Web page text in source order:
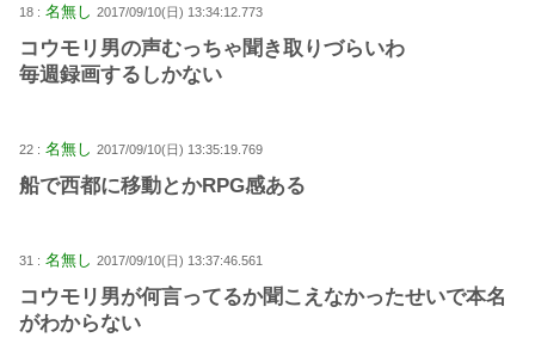
18 : 名無し 2017/09/10(日) 13:34:12.773
コウモリ男の声むっちゃ聞き取りづらいわ
毎週録画するしかない
22 : 名無し 2017/09/10(日) 13:35:19.769
船で西都に移動とかRPG感ある
31 : 名無し 2017/09/10(日) 13:37:46.561
コウモリ男が何言ってるか聞こえなかったせいで本名
がわからない